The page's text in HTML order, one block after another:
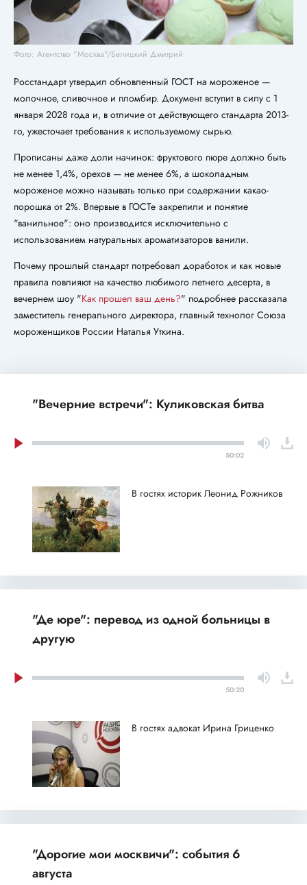
Фото: Агентство "Москва"/Белицкий Дмитрий
Росстандарт утвердил обновленный ГОСТ на мороженое —
молочное, сливочное и пломбир. Документ вступит в силу с 1
января 2028 года и, в отличие от действующего стандарта 2013-
го, ужесточает требования к используемому сырью.
Прописаны даже доли начинок: фруктового пюре должно быть
не менее 1,4%, орехов — не менее 6%, а шоколадным
мороженое можно называть только при содержании какао-
порошка от 2%. Впервые в ГОСТе закрепили и понятие
"ванильное": оно производится исключительно с
использованием натуральных ароматизаторов ванили.
Почему прошлый стандарт потребовал доработок и как новые
правила повлияют на качество любимого летнего десерта, в
вечернем шоу "Как прошел ваш день?" подробнее рассказала
заместитель генерального директора, главный технолог Союза
мороженщиков России Наталья Уткина.
"Вечерние встречи": Куликовская битва
50:02
В гостях историк Леонид Рожников
"Де юре": перевод из одной больницы в
другую
50:20
В гостях адвокат Ирина Гриценко
"Дорогие мои москвичи": события 6
августа